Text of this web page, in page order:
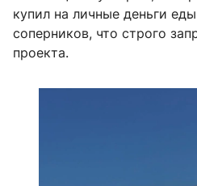
купил на личные деньги
соперников, что строго
проекта.